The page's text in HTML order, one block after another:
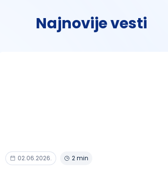
Najnovije vesti
02.06.2026. 2 min